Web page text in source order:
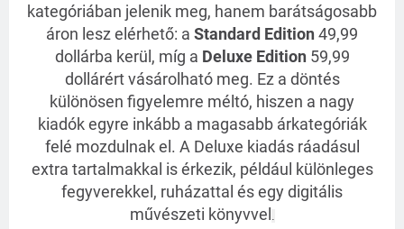
kategóriában jelenik meg, hanem barátságosabb
áron lesz elérhető: a Standard Edition 49,99
dollárba kerül, míg a Deluxe Edition 59,99
dollárért vásárolható meg. Ez a döntés
különösen figyelemre méltó, hiszen a nagy
kiadók egyre inkább a magasabb árkategóriák
felé mozdulnak el. A Deluxe kiadás ráadásul
extra tartalmakkal is érkezik, például különleges
fegyverekkel, ruházattal és egy digitális
művészeti könyvvel .